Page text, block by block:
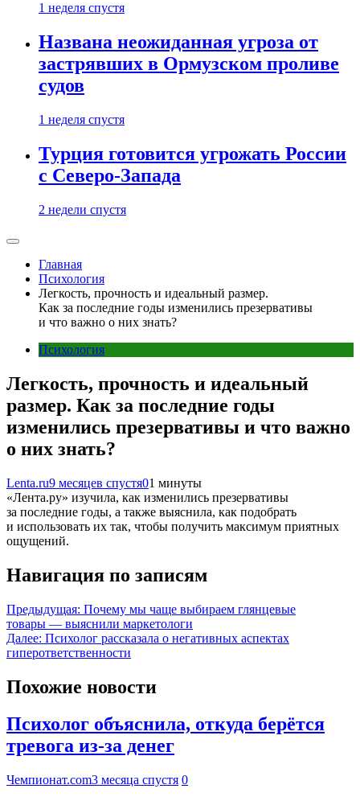
1 неделя спустя
Названа неожиданная угроза от
застрявших в Ормузском проливе
судов
1 неделя спустя
Турция готовится угрожать России
с Северо-Запада
2 недели спустя
Главная
Психология
Легкость, прочность и идеальный размер.
Как за последние годы изменились презервативы
и что важно о них знать?
Психология
Легкость, прочность и идеальный
размер. Как за последние годы
изменились презервативы и что важно
о них знать?
Lenta.ru9 месяцев спустя01 минуты
«Лента.ру» изучила, как изменились презервативы
за последние годы, а также выяснила, как подобрать
и использовать их так, чтобы получить максимум приятных
ощущений.
Навигация по записям
Предыдущая: Почему мы чаще выбираем глянцевые
товары — выяснили маркетологи
Далее: Психолог рассказала о негативных аспектах
гиперответственности
Похожие новости
Психолог объяснила, откуда берётся
тревога из-за денег
Чемпионат.com3 месяца спустя 0